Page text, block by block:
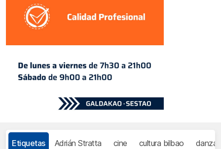
Etiquetas Adrián Stratta cine cultura bilbao danza